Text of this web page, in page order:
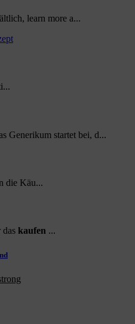
learn more a...
Generikum startet bei, d...
die Käu...
das kaufen ...